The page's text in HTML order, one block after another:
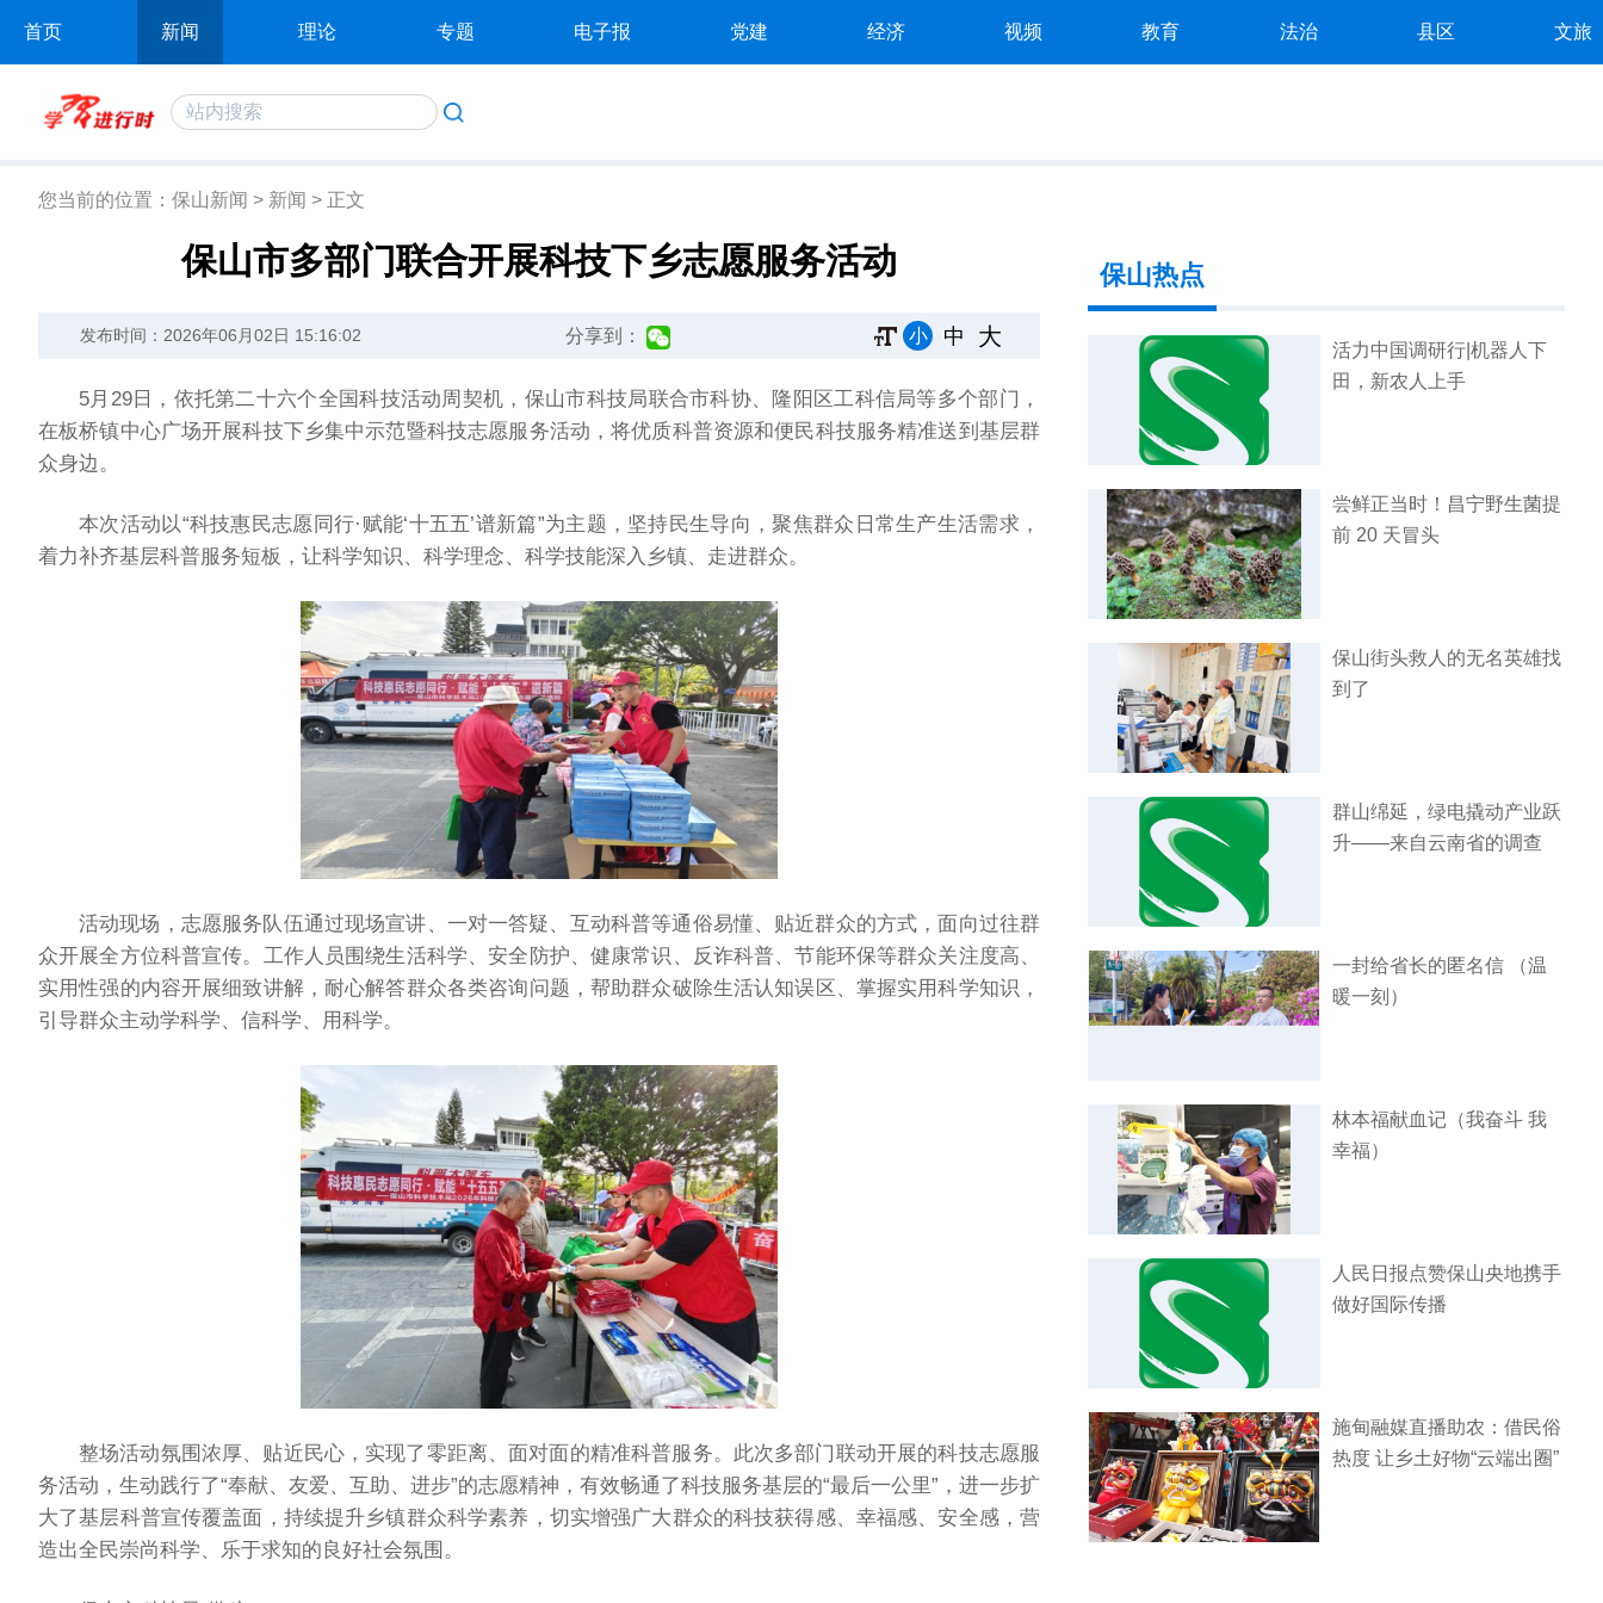
首页 新闻 理论 专题 电子报 党建 经济 视频 教育 法治 县区 文旅
您当前的位置： 保山新闻 > 新闻 > 正文
保山市多部门联合开展科技下乡志愿服务活动
发布时间：2026年06月02日 15:16:02 分享到： 小 中 大
5月29日，依托第二十六个全国科技活动周契机，保山市科技局联合市科协、隆阳区工科信局等多个部门，
在板桥镇中心广场开展科技下乡集中示范暨科技志愿服务活动，将优质科普资源和便民科技服务精准送到基层群
众身边。
本次活动以“科技惠民志愿同行·赋能‘十五五’谱新篇”为主题，坚持民生导向，聚焦群众日常生产生活需求，
着力补齐基层科普服务短板，让科学知识、科学理念、科学技能深入乡镇、走进群众。
活动现场，志愿服务队伍通过现场宣讲、一对一答疑、互动科普等通俗易懂、贴近群众的方式，面向过往群
众开展全方位科普宣传。工作人员围绕生活科学、安全防护、健康常识、反诈科普、节能环保等群众关注度高、
实用性强的内容开展细致讲解，耐心解答群众各类咨询问题，帮助群众破除生活认知误区、掌握实用科学知识，
引导群众主动学科学、信科学、用科学。
整场活动氛围浓厚、贴近民心，实现了零距离、面对面的精准科普服务。此次多部门联动开展的科技志愿服
务活动，生动践行了“奉献、友爱、互助、进步”的志愿精神，有效畅通了科技服务基层的“最后一公里”，进一步扩
大了基层科普宣传覆盖面，持续提升乡镇群众科学素养，切实增强广大群众的科技获得感、幸福感、安全感，营
造出全民崇尚科学、乐于求知的良好社会氛围。
保山热点
活力中国调研行|机器人下
田，新农人上手
尝鲜正当时！昌宁野生菌提
前 20 天冒头
保山街头救人的无名英雄找
到了
群山绵延，绿电撬动产业跃
升——来自云南省的调查
一封给省长的匿名信 （温
暖一刻）
林本福献血记（我奋斗 我
幸福）
人民日报点赞保山央地携手
做好国际传播
施甸融媒直播助农：借民俗
热度 让乡土好物“云端出圈”